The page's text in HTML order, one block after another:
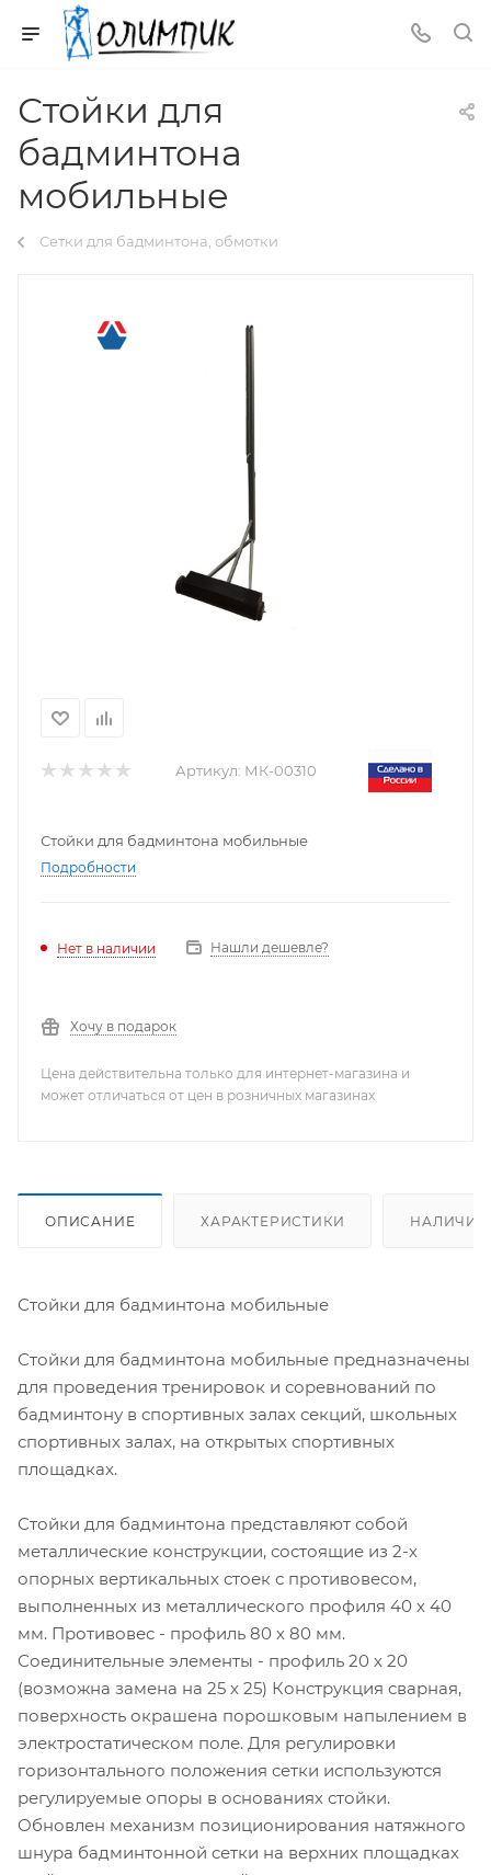
Стойки для
бадминтона
мобильные
Сетки для бадминтона, обмотки
Артикул: МК-00310
Стойки для бадминтона мобильные
Подробности
Нет в наличии Нашли дешевле?
Хочу в подарок
Цена действительна только для интернет-магазина и
может отличаться от цен в розничных магазинах
ОПИСАНИЕ ХАРАКТЕРИСТИКИ НАЛИЧИЕ
Стойки для бадминтона мобильные
Стойки для бадминтона мобильные предназначены
для проведения тренировок и соревнований по
бадминтону в спортивных залах секций, школьных
спортивных залах, на открытых спортивных
площадках.
Стойки для бадминтона представляют собой
металлические конструкции, состоящие из 2-х
опорных вертикальных стоек с противовесом,
выполненных из металлического профиля 40 х 40
мм. Противовес - профиль 80 х 80 мм.
Соединительные элементы - профиль 20 х 20
(возможна замена на 25 х 25) Конструкция сварная,
поверхность окрашена порошковым напылением в
электростатическом поле. Для регулировки
горизонтального положения сетки используются
регулируемые опоры в основаниях стойки.
Обновлен механизм позиционирования натяжного
шнура бадминтонной сетки на верхних площадках